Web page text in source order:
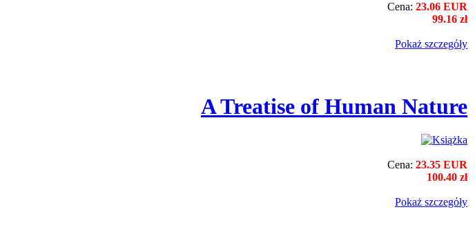
Cena: 23.06 EUR
99.16 zł
Pokaż szczegόły
A Treatise of Human Nature
Cena: 23.35 EUR
100.40 zł
Pokaż szczegόły